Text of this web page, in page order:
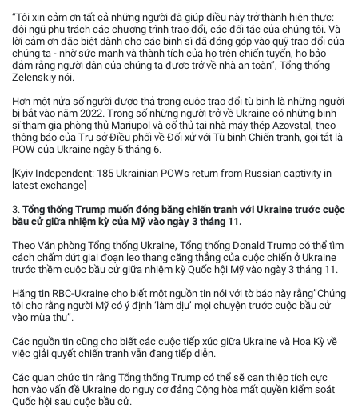
“Tôi xin cảm ơn tất cả những người đã giúp điều này trở thành hiện thực:
đội ngũ phụ trách các chương trình trao đổi, các đối tác của chúng tôi. Và
lời cảm ơn đặc biệt dành cho các binh sĩ đã đóng góp vào quỹ trao đổi của
chúng ta - nhờ sức mạnh và thành tích của họ trên chiến tuyến, họ bảo
đảm rằng người dân của chúng ta được trở về nhà an toàn”, Tổng thống
Zelenskiy nói.
Hơn một nửa số người được thả trong cuộc trao đổi tù binh là những người
bị bắt vào năm 2022. Trong số những người trở về Ukraine có những binh
sĩ tham gia phòng thủ Mariupol và cố thủ tại nhà máy thép Azovstal, theo
thông báo của Trụ sở Điều phối về Đối xử với Tù binh Chiến tranh, gọi tắt là
POW của Ukraine ngày 5 tháng 6.
[Kyiv Independent: 185 Ukrainian POWs return from Russian captivity in
latest exchange]
3. Tổng thống Trump muốn đóng băng chiến tranh với Ukraine trước cuộc
bầu cử giữa nhiệm kỳ của Mỹ vào ngày 3 tháng 11.
Theo Văn phòng Tổng thống Ukraine, Tổng thống Donald Trump có thể tìm
cách chấm dứt giai đoạn leo thang căng thẳng của cuộc chiến ở Ukraine
trước thềm cuộc bầu cử giữa nhiệm kỳ Quốc hội Mỹ vào ngày 3 tháng 11.
Hãng tin RBC-Ukraine cho biết một nguồn tin nói với tờ báo này rằng”Chúng
tôi cho rằng người Mỹ có ý định ‘làm dịu’ mọi chuyện trước cuộc bầu cử
vào mùa thu”.
Các nguồn tin cũng cho biết các cuộc tiếp xúc giữa Ukraine và Hoa Kỳ về
việc giải quyết chiến tranh vẫn đang tiếp diễn.
Các quan chức tin rằng Tổng thống Trump có thể sẽ can thiệp tích cực
hơn vào vấn đề Ukraine do nguy cơ đảng Cộng hòa mất quyền kiểm soát
Quốc hội sau cuộc bầu cử.